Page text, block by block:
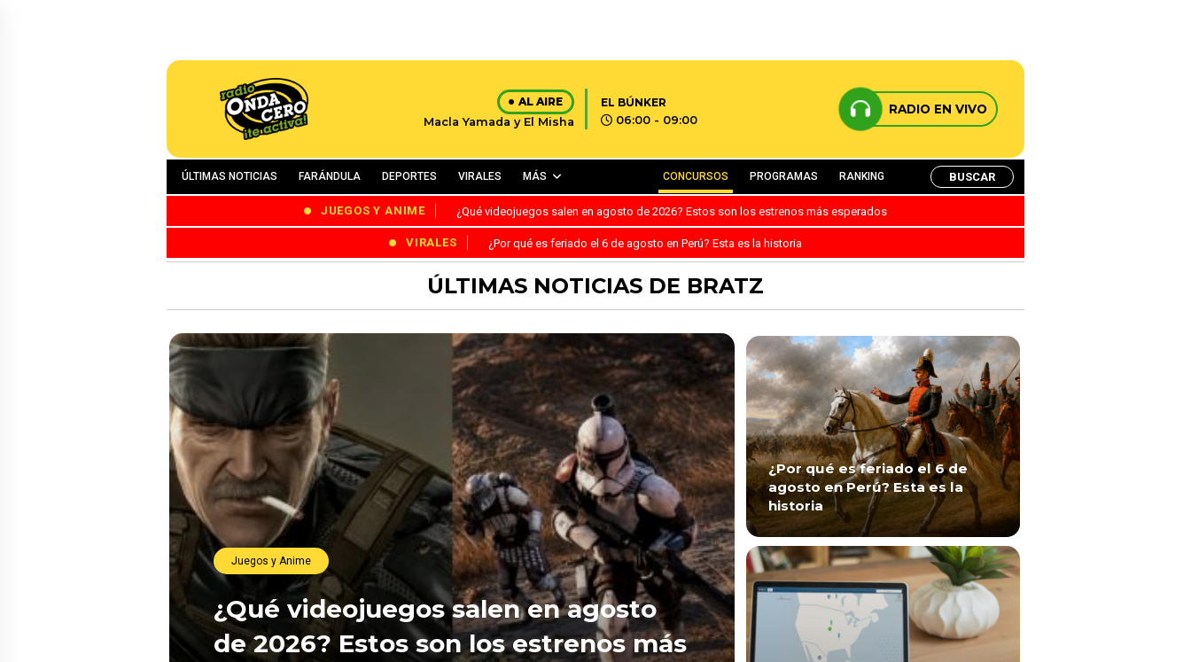
AL AIRE
Macla Yamada y El Misha
EL BÚNKER
06:00 - 09:00
RADIO EN VIVO
ÚLTIMAS NOTICIAS FARÁNDULA DEPORTES VIRALES MÁS CONCURSOS PROGRAMAS RANKING BUSCAR
JUEGOS Y ANIME ¿Qué videojuegos salen en agosto de 2026? Estos son los estrenos más esperados
VIRALES ¿Por qué es feriado el 6 de agosto en Perú? Esta es la historia
ÚLTIMAS NOTICIAS DE BRATZ
Juegos y Anime
¿Qué videojuegos salen en agosto
de 2026? Estos son los estrenos más
¿Por qué es feriado el 6 de
agosto en Perú? Esta es la
historia